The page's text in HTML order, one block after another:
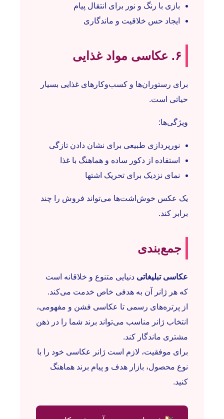
بازی با رنگ و نور برای انتقال پیام
ایجاد حس خلاقیت و ماندگاری
۶. عکاسی مواد غذایی
برای رستوران‌ها و کسب‌وکارهای غذایی بسیار
حیاتی است.
ویژگی‌ها:
نورپردازی طبیعی برای نشان دادن تازگی
استفاده از دکور ساده و هماهنگ با غذا
نمای نزدیک برای تحریک اشتها
یک عکس خوش‌اشت‌ها می‌تواند فروش را چند
برابر کند.
جمع‌بندی
عکاسی تبلیغاتی دنیایی متنوع و خلاقانه است
که هر ژانر آن به هدفی خاص خدمت می‌کند.
از پرتره‌های رسمی تا عکاسی فشن و مفهومی،
انتخاب ژانر مناسب می‌تواند برند شما را در ذهن
مشتری ماندگار کند.
برای موفقیت، لازم است ژانر عکاسی خود را با
نوع محصول، بازار هدف و پیام برند هماهنگ
کنید.